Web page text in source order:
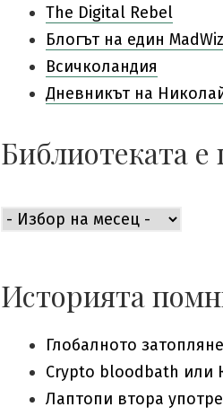
The Digital Rebel
Блогът на един
Всичколандия
Дневникът на
Библиотеката
е
богата:
Историята
Глобалното затопляне
Crypto bloodbath или
Лаптопи втора